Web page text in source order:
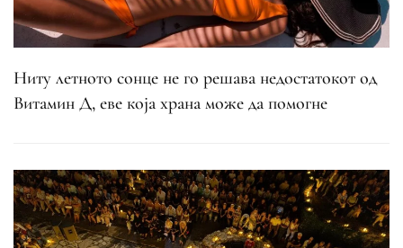
Ниту летното сонце не го решава недостатокот од
Витамин Д, еве која храна може да помогне